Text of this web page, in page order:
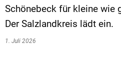
Schönebeck für kleine wie
Der Salzlandkreis lädt ein.
1. Juli 2026